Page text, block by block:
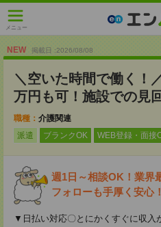
メニュー
NEW 掲載日 :2026/08/08
＼空いた時間で働く！
万円も可！施設での見
職種： 介護関連
派遣
ブランクOK WEB登録・面接
週1日～相談OK！業界
フォローも手厚く安心！
▼日払い対応〇とにかくすぐに収入